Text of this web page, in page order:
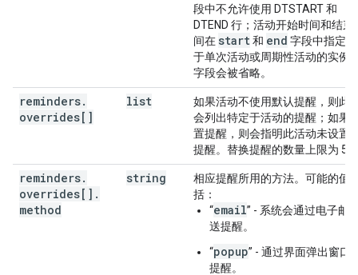
段中不允许使用 DTSTART 和
DTEND 行；活动开始时间和结束
间在 start和 end 字段中指定
于单次活动或周期性活动的实例
字段会被省略。
reminders.
overrides[]
list
如果活动不使用默认提醒，则此
会列出特定于活动的提醒；如果
置提醒，则会指明此活动未设置
提醒。替换提醒的数量上限为 5
reminders.
overrides[] .
method
string
相应提醒所用的方法。可能的值
括：
“email” - 系统会通过电子邮
送提醒。
“popup” - 通过界面弹出窗口
提醒。